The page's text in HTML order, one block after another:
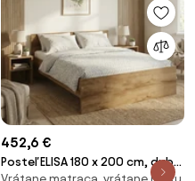
452,6 €
Posteľ ELISA 180 x 200 cm, dub